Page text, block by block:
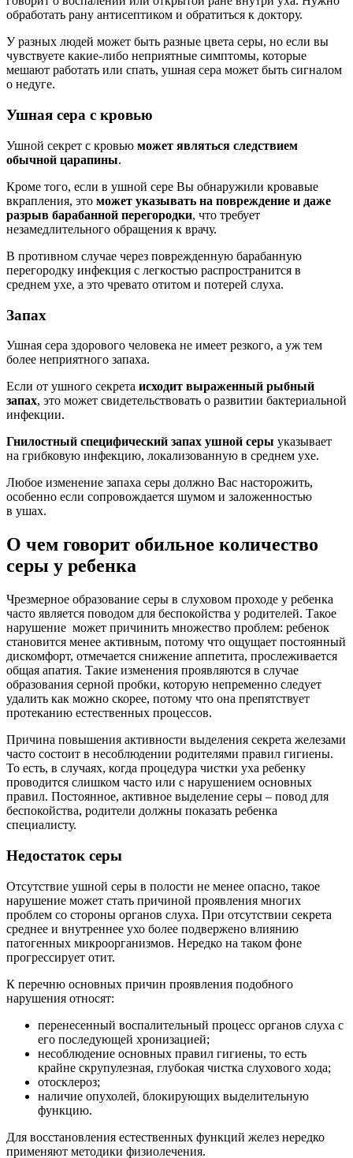
обработать рану антисептиком и обратиться к доктору.
У разных людей может быть разные цвета серы, но если вы
чувствуете какие-либо неприятные симптомы, которые
мешают работать или спать, ушная сера может быть сигналом
о недуге.
Ушная сера с кровью
Ушной секрет с кровью может являться следствием
обычной царапины.
Кроме того, если в ушной сере Вы обнаружили кровавые
вкрапления, это может указывать на повреждение и даже
разрыв барабанной перегородки, что требует
незамедлительного обращения к врачу.
В противном случае через поврежденную барабанную
перегородку инфекция с легкостью распространится в
среднем ухе, а это чревато отитом и потерей слуха.
Запах
Ушная сера здорового человека не имеет резкого, а уж тем
более неприятного запаха.
Если от ушного секрета исходит выраженный рыбный
запах, это может свидетельствовать о развитии бактериальной
инфекции.
Гнилостный специфический запах ушной серы указывает
на грибковую инфекцию, локализованную в среднем ухе.
Любое изменение запаха серы должно Вас насторожить,
особенно если сопровождается шумом и заложенностью
в ушах.
О чем говорит обильное количество
серы у ребенка
Чрезмерное образование серы в слуховом проходе у ребенка
часто является поводом для беспокойства у родителей. Такое
нарушение может причинить множество проблем: ребенок
становится менее активным, потому что ощущает постоянный
дискомфорт, отмечается снижение аппетита, прослеживается
общая апатия. Такие изменения проявляются в случае
образования серной пробки, которую непременно следует
удалить как можно скорее, потому что она препятствует
протеканию естественных процессов.
Причина повышения активности выделения секрета железами
часто состоит в несоблюдении родителями правил гигиены.
То есть, в случаях, когда процедура чистки уха ребенку
проводится слишком часто или с нарушением основных
правил. Постоянное, активное выделение серы – повод для
беспокойства, родители должны показать ребенка
специалисту.
Недостаток серы
Отсутствие ушной серы в полости не менее опасно, такое
нарушение может стать причиной проявления многих
проблем со стороны органов слуха. При отсутствии секрета
среднее и внутреннее ухо более подвержено влиянию
патогенных микроорганизмов. Нередко на таком фоне
прогрессирует отит.
К перечню основных причин проявления подобного
нарушения относят:
перенесенный воспалительный процесс органов слуха с
его последующей хронизацией;
несоблюдение основных правил гигиены, то есть
крайне скрупулезная, глубокая чистка слухового хода;
отосклероз;
наличие опухолей, блокирующих выделительную
функцию.
Для восстановления естественных функций желез нередко
применяют методики физиолечения.